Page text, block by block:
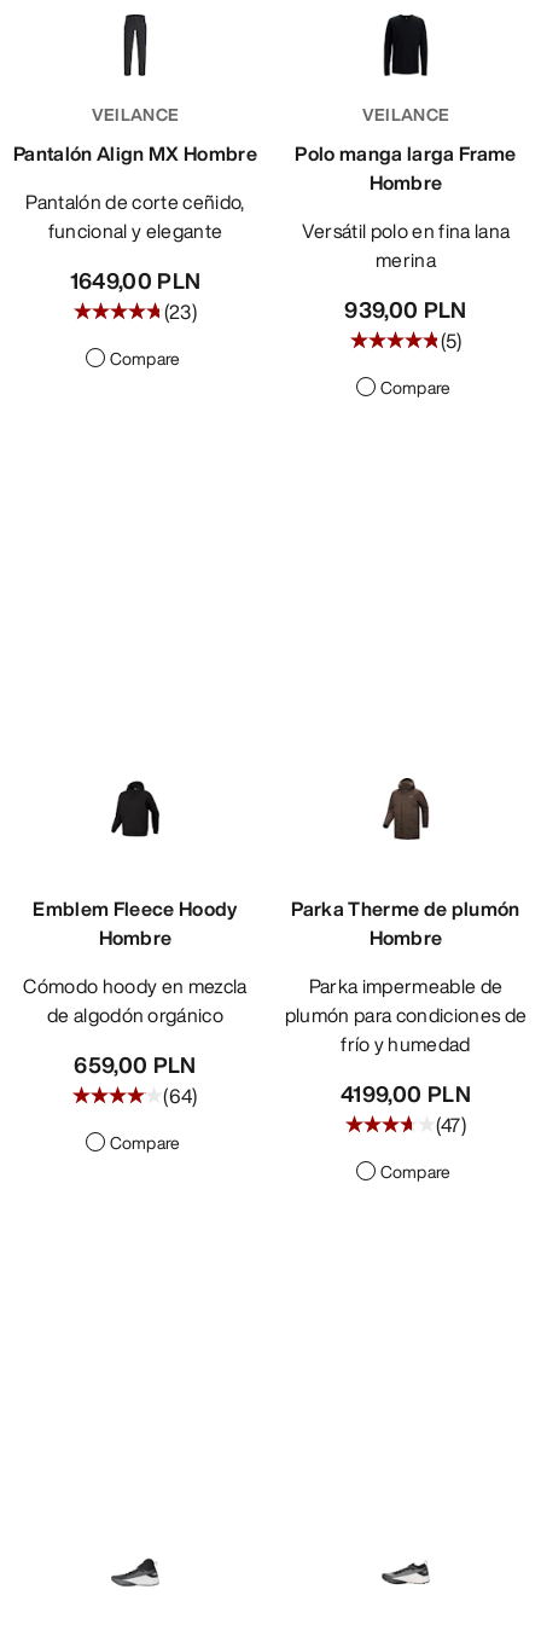
VEILANCE
Pantalón Align MX Hombre
Pantalón de corte ceñido,
funcional y elegante
1649,00 PLN
(23)
Compare
VEILANCE
Polo manga larga Frame
Hombre
Versátil polo en fina lana
merina
939,00 PLN
(5)
Compare
Emblem Fleece Hoody
Hombre
Cómodo hoody en mezcla
de algodón orgánico
659,00 PLN
(64)
Compare
Parka Therme de plumón
Hombre
Parka impermeable de
plumón para condiciones de
frío y humedad
4199,00 PLN
(47)
Compare